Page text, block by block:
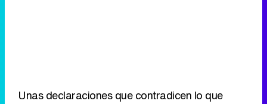
Unas declaraciones que contradicen lo que